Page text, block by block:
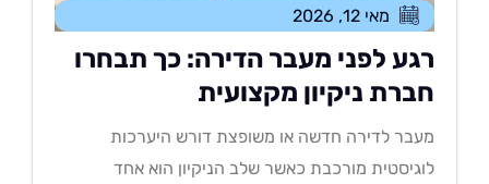
מאי 12, 2026
לפני מעבר הדירה: כך תבחרו
ניקיון מקצועית
לדירה חדשה או משופצת דורש היערכות
מורכבת כאשר שלב הניקיון הוא אחד